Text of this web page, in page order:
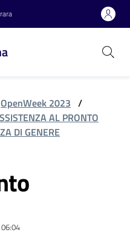
OpenWeek 2023 /
AL PRONTO
DI GENERE